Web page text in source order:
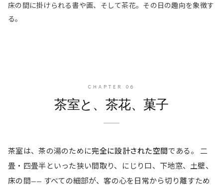
床の間に掛けられる書や画、そして茶花。その日の趣向を象徴す
る。
CHAPTER 06
茶室と、茶花、菓子
茶室は、茶の湯のために完全に設計された空間である。 二
畳・四畳半といった狭い間取り、にじり口、下地窓、土壁、
床の間—— すべての細部が、客の心を日常から切り離すため